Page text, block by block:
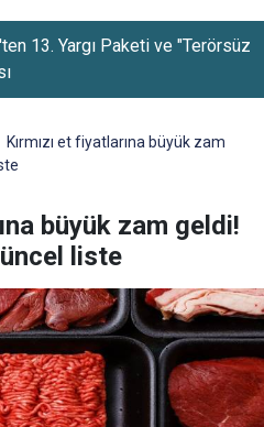
Kampanyasında 9 Günlük
Kırmızı et fiyatlarına büyük zam
büyük zam geldi!
liste